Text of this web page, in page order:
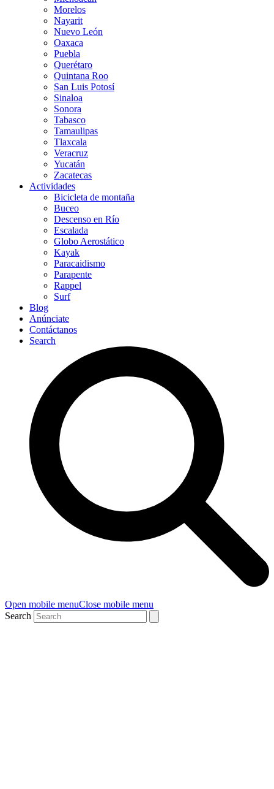
Morelos
Nayarit
Nuevo León
Oaxaca
Puebla
Querétaro
Quintana Roo
San Luis Potosí
Sinaloa
Sonora
Tabasco
Tamaulipas
Tlaxcala
Veracruz
Yucatán
Zacatecas
Actividades
Bicicleta de montaña
Buceo
Descenso en Río
Escalada
Globo Aerostático
Kayak
Paracaidismo
Parapente
Rappel
Surf
Blog
Anúnciate
Contáctanos
Search
Open mobile menuClose mobile menu
Search